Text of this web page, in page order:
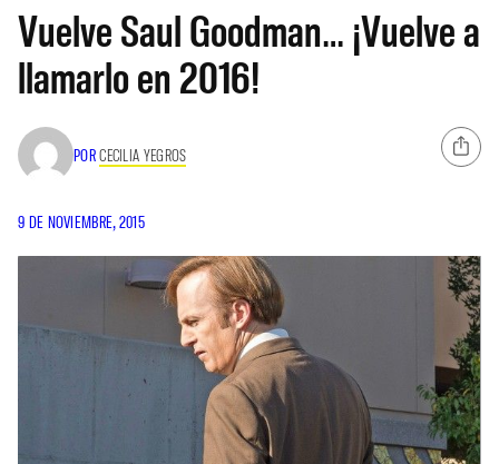
Vuelve Saul Goodman… ¡Vuelve a
llamarlo en 2016!
PORCECILIA YEGROS
9 DE NOVIEMBRE, 2015